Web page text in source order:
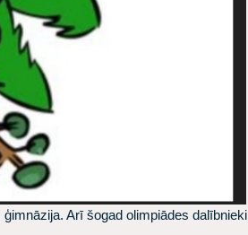
Arī šogad olimpiādes dalībnieki